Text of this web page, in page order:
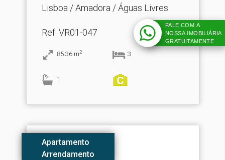
Lisboa / Amadora / Águas Livres
Ref: VR01-047
85.36 m2 3
1
Apartamento
Arrendamento
FALE COM A
NOSSA IMOBILIÁRIA
GRATUITAMENTE